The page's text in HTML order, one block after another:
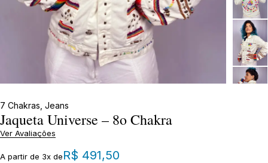
7 Chakras Jeans
Jaqueta Universe – 8o Chakra
Ver Avaliações
A partir de 3x deR$ 491,50